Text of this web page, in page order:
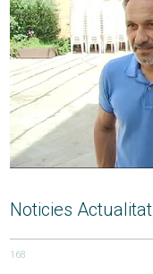
Noticies Actualitat
168